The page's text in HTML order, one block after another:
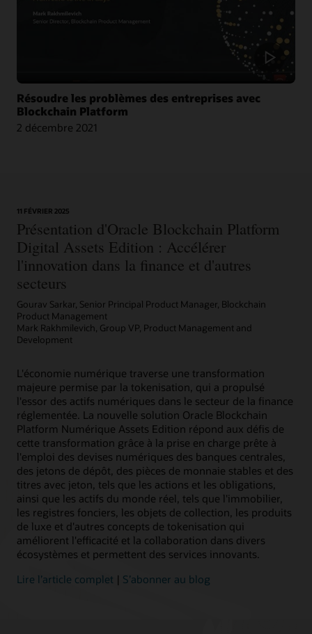
Blog : Oracle et CargoSmart accélèrent la collaboration technique de neuf
leaders pour transformer le transport maritime
Article : Oracle s’associe à CargoSmart sur une initiative blockchain pour le
fret maritime
Article : CargoSmart, COSCO, SIPG et Tesla lancent un projet pilote blockchain
En savoir plus
Article : La blockchain peut‑elle faciliter la gestion des subventions ?
Résoudre les problèmes des entreprises avec
Blockchain Platform
2 décembre 2021
11 FÉVRIER 2025
Présentation d'Oracle Blockchain Platform
Digital Assets Edition : Accélérer
l'innovation dans la finance et d'autres
secteurs
Gourav Sarkar, Senior Principal Product Manager, Blockchain
Product Management
Mark Rakhmilevich, Group VP, Product Management and
Development
L'économie numérique traverse une transformation
majeure permise par la tokenisation, qui a propulsé
l'essor des actifs numériques dans le secteur de la finance
réglementée. La nouvelle solution Oracle Blockchain
Platform Numérique Assets Edition répond aux défis de
cette transformation grâce à la prise en charge prête à
l'emploi des devises numériques des banques centrales,
des jetons de dépôt, des pièces de monnaie stables et des
titres avec jeton, tels que les actions et les obligations,
ainsi que les actifs du monde réel, tels que l'immobilier,
les registres fonciers, les objets de collection, les produits
de luxe et d'autres concepts de tokenisation qui
améliorent l'efficacité et la collaboration dans divers
écosystèmes et permettent des services innovants.
Lire l’article complet | S’abonner au blog